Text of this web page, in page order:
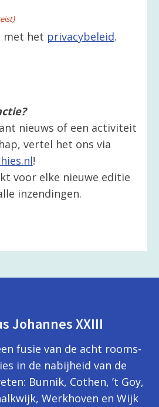
met het privacybeleid.
nieuws of een activiteit
vertel het ons via
!
voor elke nieuwe editie
inzendingen.
Johannes XXIII
fusie van de acht rooms-
in de nabijheid van de
Bunnik, Cothen, ’t Goy,
Werkhoven en Wijk